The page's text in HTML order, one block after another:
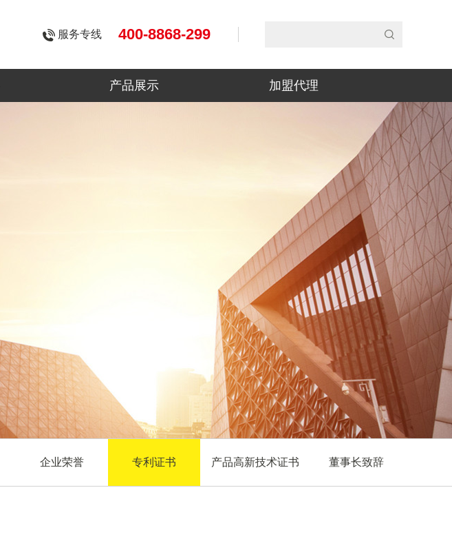
服务专线 400-8868-299
产品展示 加盟代理
企业荣誉 专利证书 产品高新技术证书 董事长致辞